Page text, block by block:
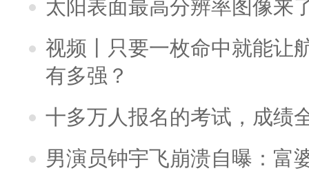
太阳表面最高分辨率图像来
视频丨只要一枚命中就能让
有多强？
十多万人报名的考试，成绩
男演员钟宇飞崩溃自曝：富